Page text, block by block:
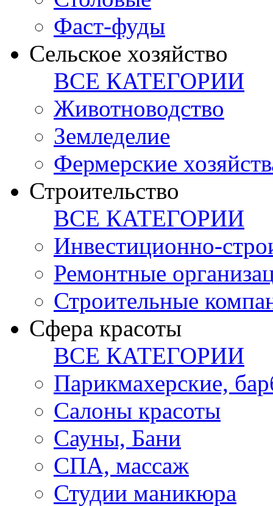
Фаст-фуды
Сельское хозяйство
ВСЕ КАТЕГОРИИ
Животноводство
Земледелие
Фермерские
Строительство
ВСЕ КАТЕГОРИИ
Инвестиционно-
Ремонтные
Строительные
Сфера красоты
ВСЕ КАТЕГОРИИ
Парикмахерские,
Салоны красоты
Сауны, Бани
СПА, массаж
Студии маникюра